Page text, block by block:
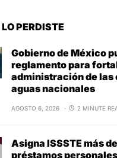
PERDISTE
Gobierno de México
reglamento para
administración de las
aguas nacionales
AGOSTO 6, 2026 2 MINUTE
Asigna ISSSTE más
préstamos